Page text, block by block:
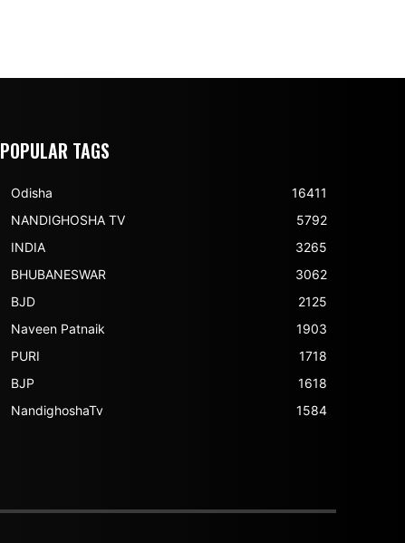
POPULAR TAGS
Odisha
16411
NANDIGHOSHA TV
5792
INDIA
3265
BHUBANESWAR
3062
BJD
2125
Naveen Patnaik
1903
PURI
1718
BJP
1618
NandighoshaTv
1584